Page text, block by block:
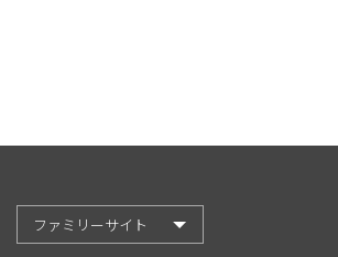
ファミリーサイト